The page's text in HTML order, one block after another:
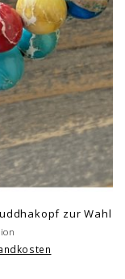
zur Wahl